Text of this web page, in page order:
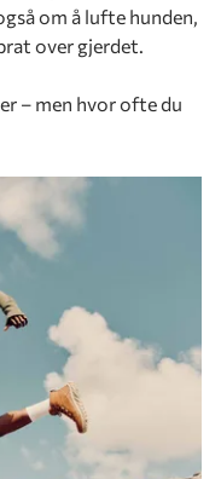
om å lufte hunden,
over gjerdet.
– men hvor ofte du